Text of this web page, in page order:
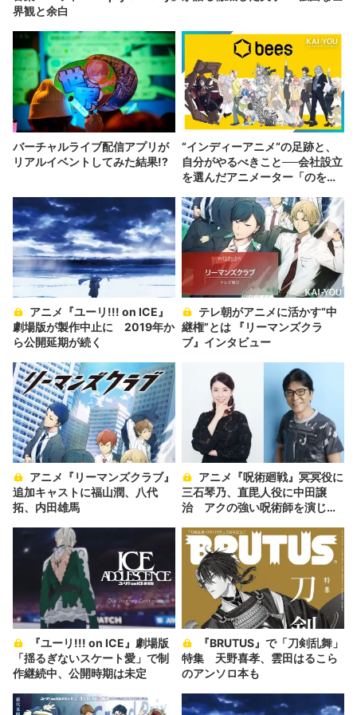
界観と余白
バーチャルライブ配信アプリが
リアルイベントしてみた結果!?
“インディーアニメ“の足跡と、
自分がやるべきこと──会社設立
を選んだアニメーター「のを
劇場版が製作中止に 2019年か
ら公開延期が続く
継権”とは 『リーマンズクラ
ブ』インタビュー
追加キャストに福山潤、八代
拓、内田雄馬
三石琴乃、直毘人役に中田譲
治 アクの強い呪術師を演じる
「揺るぎないスケート愛」で制
作継続中、公開時期は未定
特集 天野喜孝、雲田はるこら
のアンソロ本も